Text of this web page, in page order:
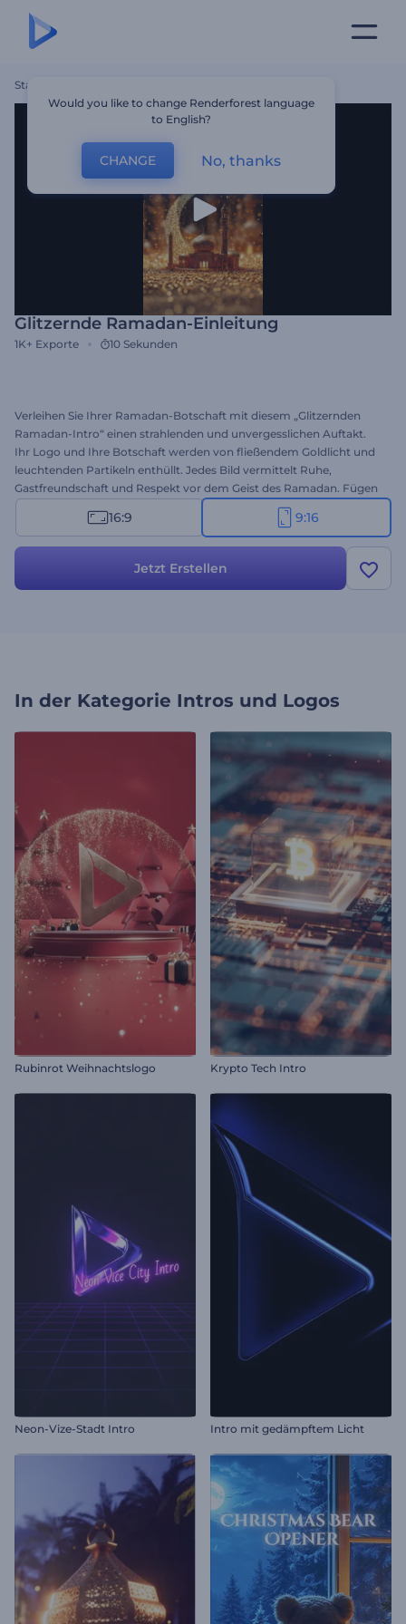
Startseite
Glitzernde Ramadan-Einleitung
1K+ Exporte 10 Sekunden
Verleihen Sie Ihrer Ramadan-Botschaft mit diesem „Glitzernden
Ramadan-Intro“ einen strahlenden und unvergesslichen Auftakt.
Ihr Logo und Ihre Botschaft werden von fließendem Goldlicht und
leuchtenden Partikeln enthüllt. Jedes Bild vermittelt Ruhe,
Gastfreundschaft und Respekt vor dem Geist des Ramadan. Fügen
Sie Ihre Begrüßung, Ihr Branding und Ihre Musik in wenigen
Schritten hinzu. Ideal für private und geschäftliche Zwecke.
16:9 9:16
Jetzt Erstellen
In der Kategorie Intros und Logos
Rubinrot Weihnachtslogo Krypto Tech Intro
Neon-Vize-Stadt Intro Intro mit gedämpftem Licht
Would you like to change Renderforest language
to English?
CHANGE No, thanks